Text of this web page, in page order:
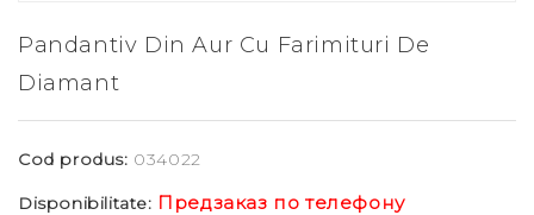
Pandantiv Din Aur Cu Farimituri De
Diamant
Cod produs: 034022
Disponibilitate: Предзаказ по телефону